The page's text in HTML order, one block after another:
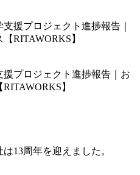
プロジェクト進捗報告｜お
】